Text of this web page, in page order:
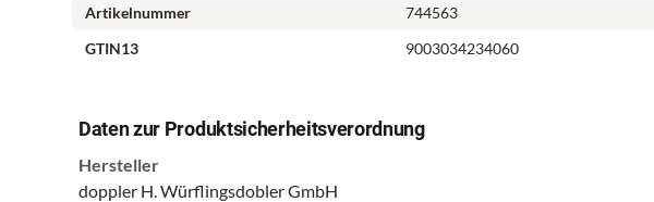
Artikelnummer
744563
GTIN13
9003034234060
Daten zur Produktsicherheitsverordnung
Hersteller
doppler H. Würflingsdobler GmbH